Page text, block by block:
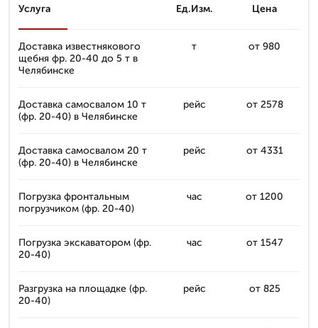
Услуга Ед.Изм. Цена
Доставка известнякового
щебня фр. 20-40 до 5 т в
Челябинске
т от 980
Доставка самосвалом 10 т
(фр. 20-40) в Челябинске
рейс от 2578
Доставка самосвалом 20 т
(фр. 20-40) в Челябинске
рейс от 4331
Погрузка фронтальным
погрузчиком (фр. 20-40)
час от 1200
Погрузка экскаватором (фр.
20-40)
час от 1547
Разгрузка на площадке (фр.
20-40)
рейс от 825